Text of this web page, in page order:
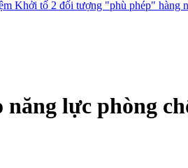
Khởi tố 2 đối tượng "phù phép" hàng
lực phòng